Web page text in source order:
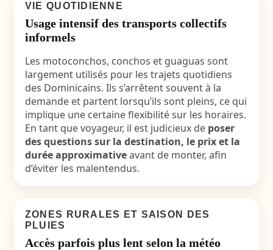
VIE QUOTIDIENNE
Usage intensif des transports collectifs
informels
Les motoconchos, conchos et guaguas sont
largement utilisés pour les trajets quotidiens
des Dominicains. Ils s’arrêtent souvent à la
demande et partent lorsqu’ils sont pleins, ce qui
implique une certaine flexibilité sur les horaires.
En tant que voyageur, il est judicieux de poser
des questions sur la destination, le prix et la
durée approximativeavant de monter, afin
d’éviter les malentendus.
ZONES RURALES ET SAISON DES
PLUIES
Accès parfois plus lent selon la météo